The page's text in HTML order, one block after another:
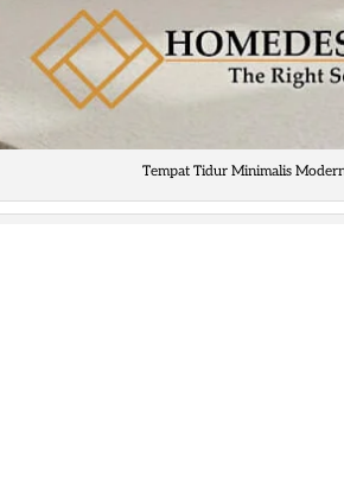
Tempat Tidur Minimalis